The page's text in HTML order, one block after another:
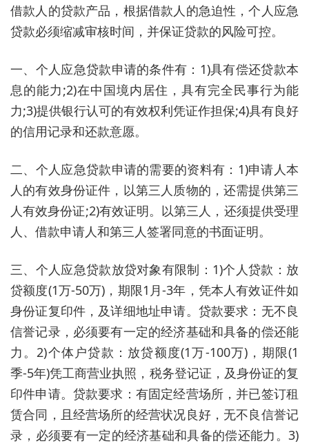
借款人的贷款产品，根据借款人的急迫性，个人应急
贷款必须缩减审核时间，并保证贷款的风险可控。
一、个人应急贷款申请的条件有：1)具有偿还贷款本
息的能力;2)在中国境内居住，具有完全民事行为能
力;3)提供银行认可的有效权利凭证作担保;4)具有良好
的信用记录和还款意愿。
二、个人应急贷款申请的需要的资料有：1)申请人本
人的有效身份证件，以第三人质物的，还需提供第三
人有效身份证;2)有效证明。以第三人，还须提供受理
人、借款申请人和第三人签署同意的书面证明。
三、个人应急贷款放贷对象有限制：1)个人贷款：放
贷额度(1万-50万)，期限1月-3年，凭本人有效证件如
身份证复印件，及详细地址申请。贷款要求：无不良
信誉记录，必须要有一定的经济基础和具备的偿还能
力。2)个体户贷款：放贷额度(1万-100万)，期限(1
季-5年)凭工商营业执照，税务登记证，及身份证的复
印件申请。贷款要求：有固定经营场所，并已签订租
赁合同，且经营场所的经营状况良好，无不良信誉记
录，必须要有一定的经济基础和具备的偿还能力。3)